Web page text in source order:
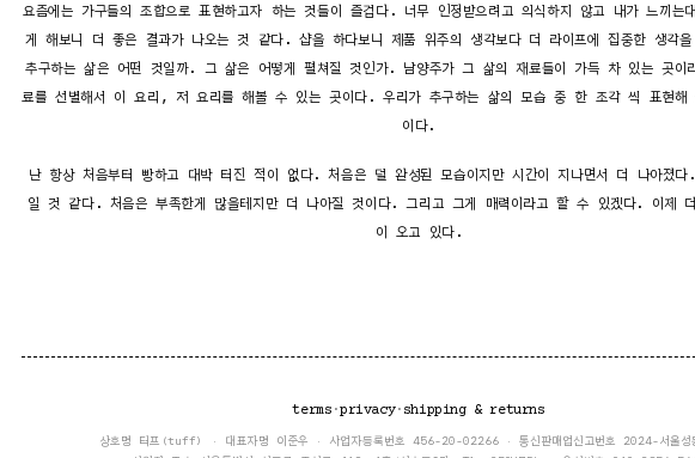
요즘에는 가구들의 조합으로 표현하고자 하는 것들이 즐겁다. 너무 인정받으려고 의식하지 않고 내가 느끼는
게 해보니 더 좋은 결과가 나오는 것 같다. 샵을 하다보니 제품 위주의 생각보다 더 라이프에 집중한 생각
추구하는 삶은 어떤 것일까. 그 삶은 어떻게 펼쳐질 것인가. 남양주가 그 삶의 재료들이 가득 차 있는 곳이
료를 선별해서 이 요리, 저 요리를 해볼 수 있는 곳이다. 우리가 추구하는 삶의 모습 중 한 조각 씩 표현
이다.
난 항상 처음부터 빵하고 대박 터진 적이 없다. 처음은 덜 완성된 모습이지만 시간이 지나면서 더 나아졌다
일 것 같다. 처음은 부족한게 많을테지만 더 나아질 것이다. 그리고 그게 매력이라고 할 수 있겠다. 이제
이 오고 있다.
terms ·privacy· shipping & returns
상호명 터프(tuff) · 대표자명 이준우 · 사업자등록번호 456-20-02266 · 통신판매업신고번호 2024-서울